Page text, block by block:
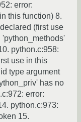
error:
this function) 8.
(first use
'python_methods'
python.c:958:
use in this
type argument
has no
error:
python.c:973:
15.